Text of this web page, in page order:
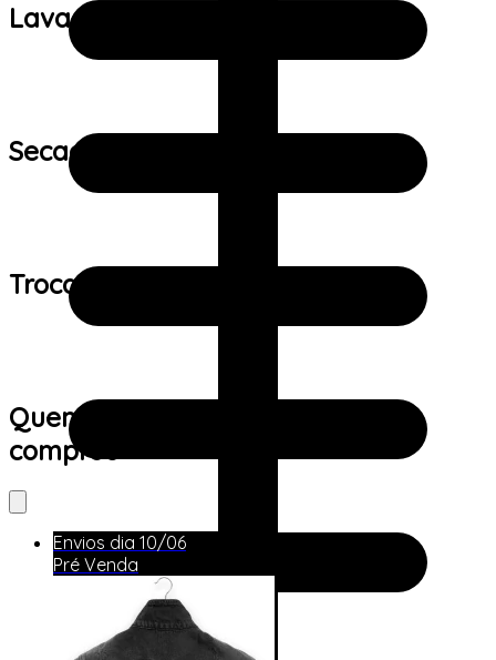
Lavagem:
Secagem:
Trocas e devoluções:
Quem viu este produto também
comprou